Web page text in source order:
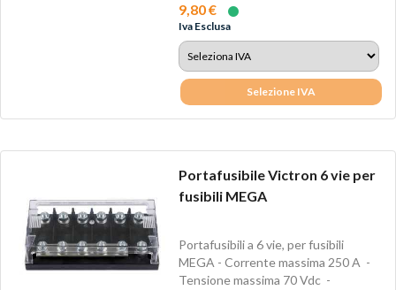
9,80 €
Iva Esclusa
Selezione IVA
Portafusibile Victron 6 vie per
fusibili MEGA
Portafusibili a 6 vie, per fusibili
MEGA - Corrente massima 250 A -
Tensione massima 70 Vdc -